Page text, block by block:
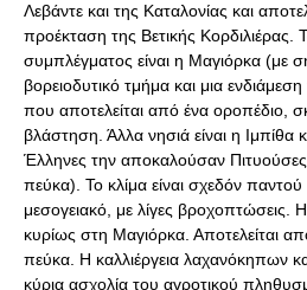
Λεβάντε και της Καταλονίας και
προέκταση της Βετικής Κορδιλιέρας.
συμπλέγματος είναι η Μαγιόρκα (με
βορειοδυτικό τμήμα και μια
που αποτελείται από ένα οροπέδιο,
βλάστηση. Άλλα νησιά είναι η Ιμπίθα
Έλληνες την αποκαλούσαν
πεύκα). Το κλίμα είναι σχεδόν
μεσογειακό, με λίγες βροχοπτώσεις.
κυρίως στη Μαγιόρκα. Αποτελείται
πεύκα. Η καλλιέργεια λαχανόκηπων
κύρια ασχολία του αγροτικού